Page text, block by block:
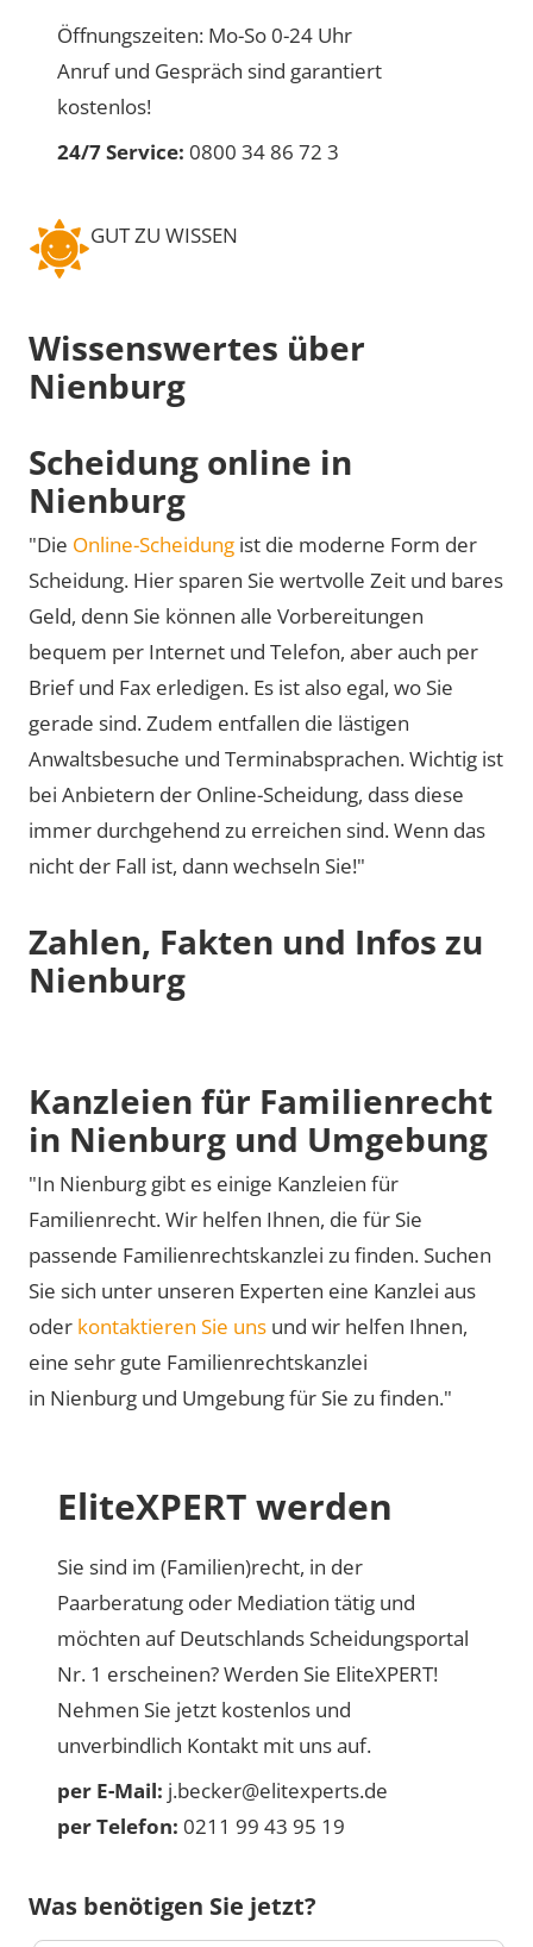
Öffnungszeiten: Mo-So 0-24 Uhr
Anruf und Gespräch sind garantiert
kostenlos!
24/7 Service: 0800 34 86 72 3
GUT ZU WISSEN
Wissenswertes über
Nienburg
Scheidung online in
Nienburg
"Die Online-Scheidung ist die moderne Form der
Scheidung. Hier sparen Sie wertvolle Zeit und bares
Geld, denn Sie können alle Vorbereitungen
bequem per Internet und Telefon, aber auch per
Brief und Fax erledigen. Es ist also egal, wo Sie
gerade sind. Zudem entfallen die lästigen
Anwaltsbesuche und Terminabsprachen. Wichtig ist
bei Anbietern der Online-Scheidung, dass diese
immer durchgehend zu erreichen sind. Wenn das
nicht der Fall ist, dann wechseln Sie!"
Zahlen, Fakten und Infos zu
Nienburg
Kanzleien für Familienrecht
in Nienburg und Umgebung
"In Nienburg gibt es einige Kanzleien für
Familienrecht. Wir helfen Ihnen, die für Sie
passende Familienrechtskanzlei zu finden. Suchen
Sie sich unter unseren Experten eine Kanzlei aus
oder kontaktieren Sie uns und wir helfen Ihnen,
eine sehr gute Familienrechtskanzlei
in Nienburg und Umgebung für Sie zu finden."
EliteXPERT werden
Sie sind im (Familien)recht, in der
Paarberatung oder Mediation tätig und
möchten auf Deutschlands Scheidungsportal
Nr. 1 erscheinen? Werden Sie EliteXPERT!
Nehmen Sie jetzt kostenlos und
unverbindlich Kontakt mit uns auf.
per E-Mail: j.becker@elitexperts.de
per Telefon: 0211 99 43 95 19
Was benötigen Sie jetzt?